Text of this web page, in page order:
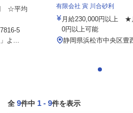
☆平均
5
よ...
有限会社 寅 川合砂利
月給230,000円以上 ★
0円以上可能
静岡県浜松市中央区豊
全 9件中 1 - 9件を表示